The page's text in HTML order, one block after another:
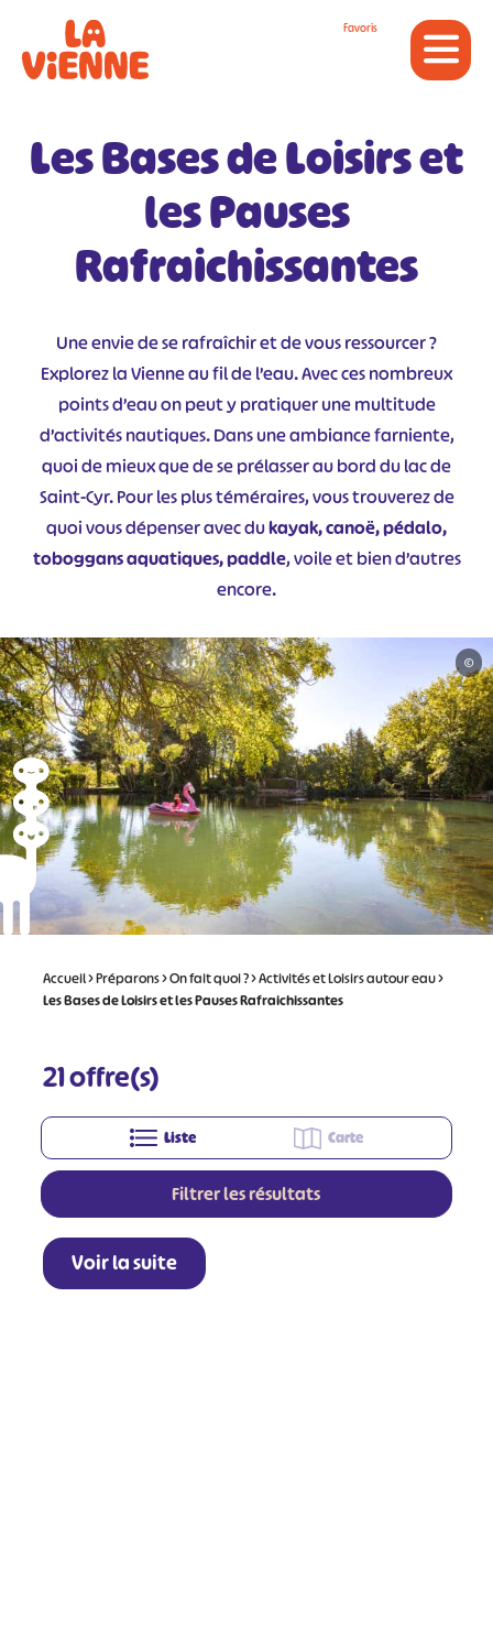
Favoris
Les Bases de Loisirs et
les Pauses
Rafraichissantes
Une envie de se rafraîchir et de vous ressourcer ?
Explorez la Vienne au fil de l’eau. Avec ces nombreux
points d’eau on peut y pratiquer une multitude
d’activités nautiques. Dans une ambiance farniente,
quoi de mieux que de se prélasser au bord du lac de
Saint-Cyr. Pour les plus téméraires, vous trouverez de
quoi vous dépenser avec dukayak, canoë, pédalo,
toboggans aquatiques, paddle, voile et bien d’autres
encore.
©
Accueil>Préparons>On fait quoi ?>Activités et Loisirs autour eau>
Les Bases de Loisirs et les Pauses Rafraichissantes
21offre(s)
Liste Carte
Filtrer les résultats
Voir la suite
+